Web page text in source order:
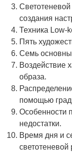
создания
Техника Low-
Пять
Семь
Воздействие
образа.
помощью
Особенности
недостатки.
Время дня и
светотеневой